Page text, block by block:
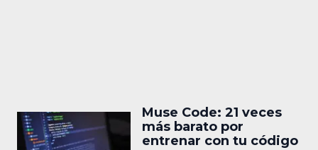
Muse Code: 21 veces
más barato por
entrenar con tu código